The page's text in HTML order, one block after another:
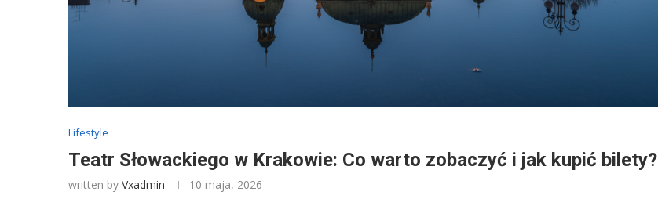
Lifestyle
Teatr Słowackiego w Krakowie: Co warto zobaczyć i jak kupić bilety?
written by Vxadmin 10 maja, 2026